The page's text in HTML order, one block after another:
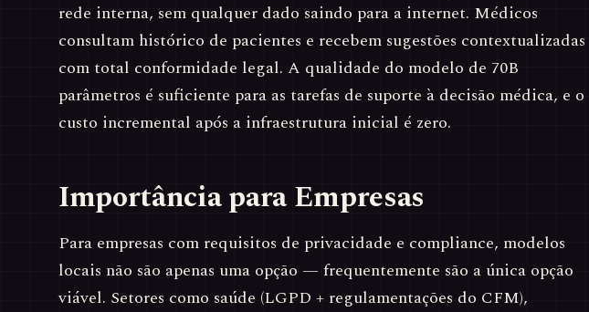
rede interna, sem qualquer dado saindo para a internet. Médicos
consultam histórico de pacientes e recebem sugestões contextualizadas
com total conformidade legal. A qualidade do modelo de 70B
parâmetros é suficiente para as tarefas de suporte à decisão médica, e o
custo incremental após a infraestrutura inicial é zero.
Importância para Empresas
Para empresas com requisitos de privacidade e compliance, modelos
locais não são apenas uma opção — frequentemente são a única opção
viável. Setores como saúde (LGPD + regulamentações do CFM),